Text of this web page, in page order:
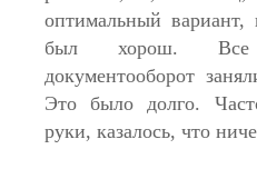
оптимальный
был хорош. Все
документооборот
Это было долго.
руки, казалось, что